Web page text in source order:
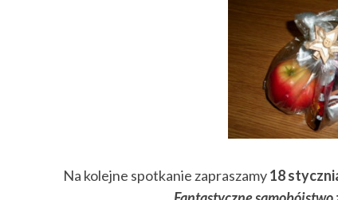
Na kolejne spotkanie zapraszamy18